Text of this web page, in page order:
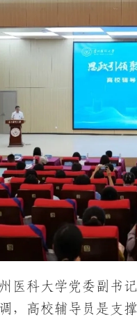
医科大学党委副书
，高校辅导员是